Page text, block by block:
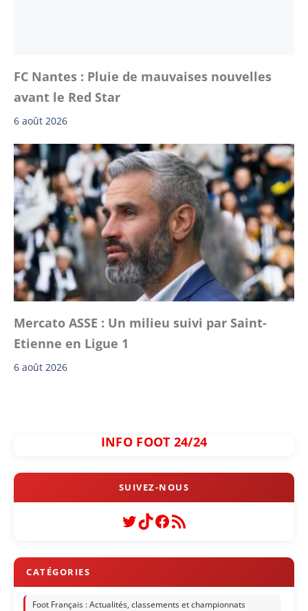
FC Nantes : Pluie de mauvaises nouvelles
avant le Red Star
6 août 2026
Mercato ASSE : Un milieu suivi par Saint-
Etienne en Ligue 1
6 août 2026
INFO FOOT 24/24
Twitter
TikTok
Facebook
Flux RSS
Foot Français : Actualités, classements et championnats